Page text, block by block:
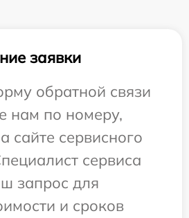
заявки
обратной связи
нам по номеру,
сайте сервисного
сервиса
запрос для
и сроков